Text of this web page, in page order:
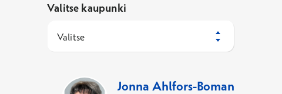
Valitse kaupunki
Valitse
Jonna Ahlfors-Boman